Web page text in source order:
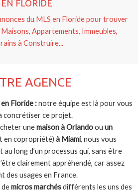
EN FLORIDE
du MLS en Floride pour trouver
Appartements, Immeubles,
à Construire...
AGENCE
Floride :notre équipe est là pour vous
concrétiser ce projet.
unemaison à Orlandoou un
en copropriété) à Miami, nous vous
long d’un processus qui, sans être
clairement appréhendé, car assez
des usages en France.
demicros marchésdifférents les uns des